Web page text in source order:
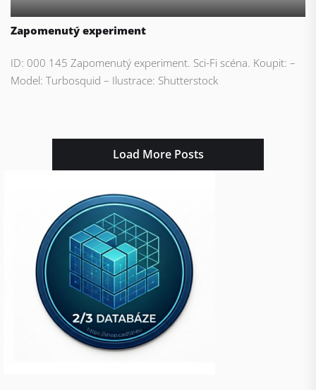
Zapomenutý experiment
ID: 000 145 Zapomenutý experiment. Sci-Fi scéna. Koupit: –
Model: Turbosquid – Ilustrace: Shutterstock
Load More Posts